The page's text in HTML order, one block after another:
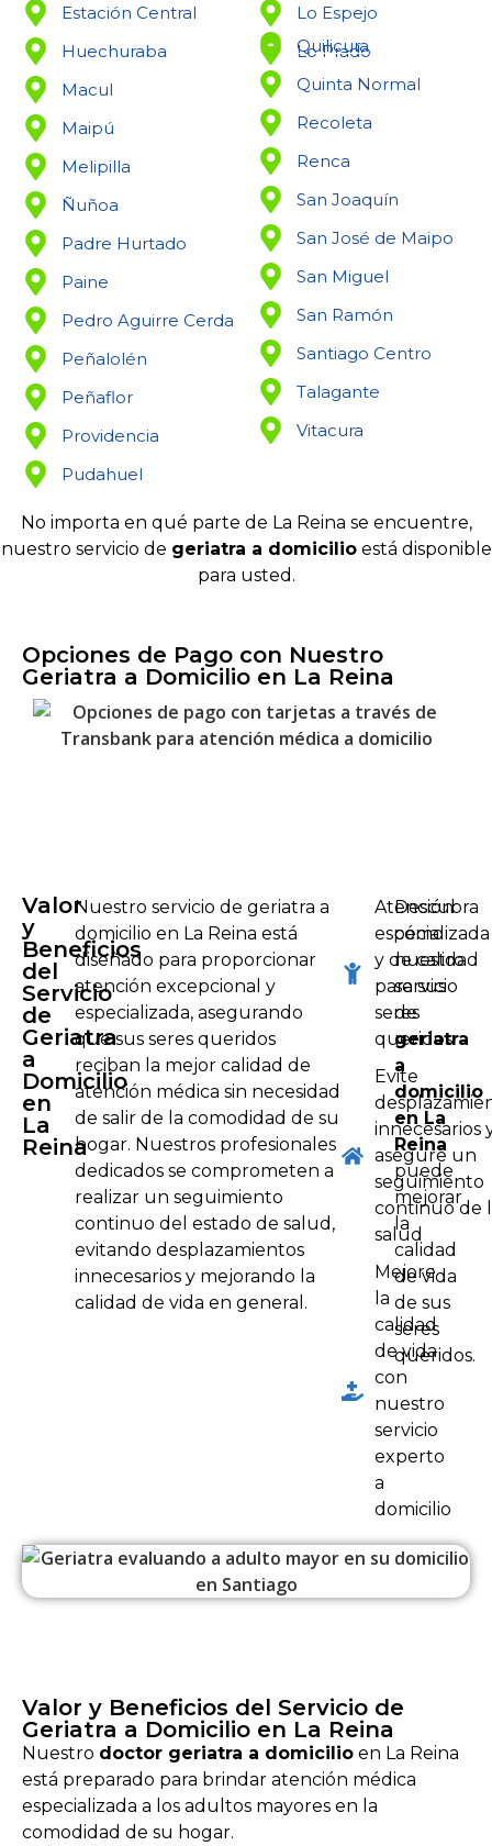
Estación Central
Huechuraba
Lo Espejo
Lo Prado
Macul
Maipú
Melipilla
Ñuñoa
Padre Hurtado
Paine
Pedro Aguirre Cerda
Peñalolén
Peñaflor
Providencia
Pudahuel
Quilicura
Quinta Normal
Recoleta
Renca
San Joaquín
San José de Maipo
San Miguel
San Ramón
Santiago Centro
Talagante
Vitacura
No importa en qué parte de La Reina se encuentre,
nuestro servicio de geriatra a domicilioestá disponible
para usted.
Opciones de Pago con Nuestro
Geriatra a Domicilio en La Reina
Valor
y
Beneficios
del
Servicio
de
Geriatra
a
Domicilio
en
La
Reina
Nuestro servicio de geriatra a
domicilio en La Reina está
diseñado para proporcionar
atención excepcional y
especializada, asegurando
que sus seres queridos
reciban la mejor calidad de
atención médica sin necesidad
de salir de la comodidad de su
hogar. Nuestros profesionales
dedicados se comprometen a
realizar un seguimiento
continuo del estado de salud,
evitando desplazamientos
innecesarios y mejorando la
calidad de vida en general.
Atención
especializada
y de calidad
para sus
seres
queridos
Evite
innecesarios
asegure un
seguimiento
continuo de
salud
Mejore
la
calidad
de vida
con
nuestro
servicio
experto
a
domicilio
Descubra
cómo
nuestro
servicio
de
geriatra
a
domicilio
en La
Reina
puede
mejorar
la
calidad
de vida
de sus
seres
queridos.
Valor y Beneficios del Servicio de
Geriatra a Domicilio en La Reina
Nuestro doctor geriatra a domicilio en La Reina
está preparado para brindar atención médica
especializada a los adultos mayores en la
comodidad de su hogar.